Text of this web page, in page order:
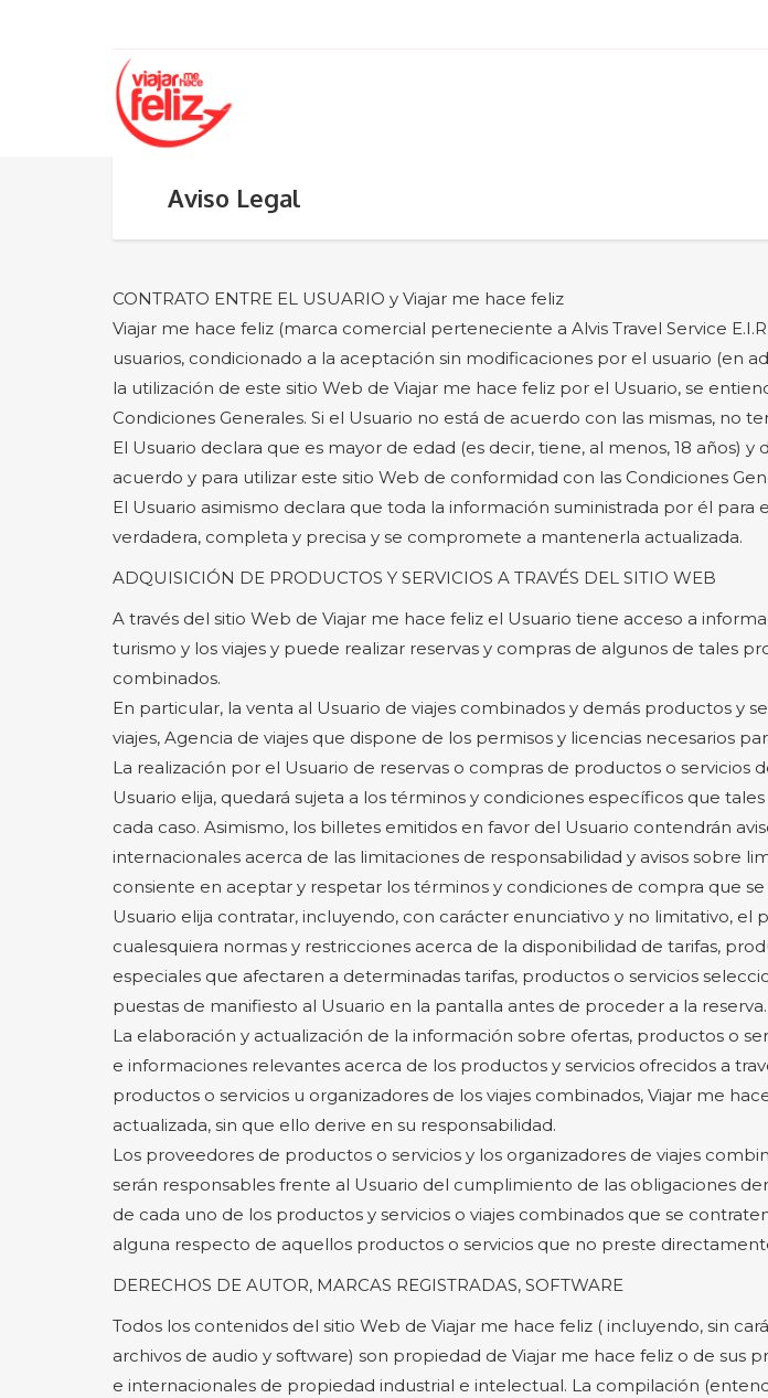
Aviso Legal
CONTRATO ENTRE EL USUARIO y Viajar me hace feliz
Viajar me hace feliz (marca comercial perteneciente a Alvis Travel Service
usuarios, condicionado a la aceptación sin modificaciones por el usuario (en
la utilización de este sitio Web de Viajar me hace feliz por el Usuario, se
Condiciones Generales. Si el Usuario no está de acuerdo con las mismas, no
El Usuario declara que es mayor de edad (es decir, tiene, al menos, 18 años)
acuerdo y para utilizar este sitio Web de conformidad con las Condiciones
El Usuario asimismo declara que toda la información suministrada por él
verdadera, completa y precisa y se compromete a mantenerla actualizada.
ADQUISICIÓN DE PRODUCTOS Y SERVICIOS A TRAVÉS DEL SITIO WEB
A través del sitio Web de Viajar me hace feliz el Usuario tiene acceso a
turismo y los viajes y puede realizar reservas y compras de algunos de tales
combinados.
En particular, la venta al Usuario de viajes combinados y demás productos y
viajes, Agencia de viajes que dispone de los permisos y licencias necesarios
La realización por el Usuario de reservas o compras de productos o
Usuario elija, quedará sujeta a los términos y condiciones específicos que
cada caso. Asimismo, los billetes emitidos en favor del Usuario contendrán
internacionales acerca de las limitaciones de responsabilidad y avisos sobre
consiente en aceptar y respetar los términos y condiciones de compra que
Usuario elija contratar, incluyendo, con carácter enunciativo y no limitativo,
cualesquiera normas y restricciones acerca de la disponibilidad de tarifas,
especiales que afectaren a determinadas tarifas, productos o servicios
puestas de manifiesto al Usuario en la pantalla antes de proceder a la reserva.
La elaboración y actualización de la información sobre ofertas, productos o
e informaciones relevantes acerca de los productos y servicios ofrecidos a
productos o servicios u organizadores de los viajes combinados, Viajar me
actualizada, sin que ello derive en su responsabilidad.
Los proveedores de productos o servicios y los organizadores de viajes
serán responsables frente al Usuario del cumplimiento de las obligaciones
de cada uno de los productos y servicios o viajes combinados que se
alguna respecto de aquellos productos o servicios que no preste
DERECHOS DE AUTOR, MARCAS REGISTRADAS, SOFTWARE
Todos los contenidos del sitio Web de Viajar me hace feliz ( incluyendo, sin
archivos de audio y software) son propiedad de Viajar me hace feliz o de
e internacionales de propiedad industrial e intelectual. La compilación